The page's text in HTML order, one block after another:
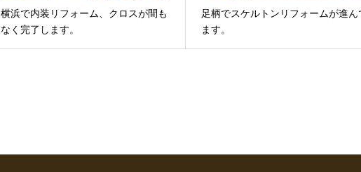
横浜で内装リフォーム、クロスが間も
なく完了します。
足柄でスケルトンリフォームが進ん
ます。